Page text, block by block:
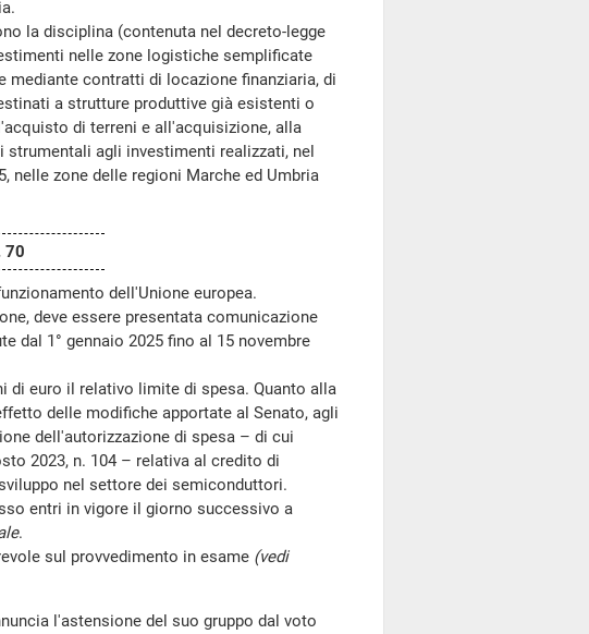
la disciplina (contenuta nel decreto-legge
nelle zone logistiche semplificate
contratti di locazione finanziaria, di
a strutture produttive già esistenti o
di terreni e all'acquisizione, alla
agli investimenti realizzati, nel
nelle zone delle regioni Marche ed Umbria
70
dell'Unione europea.
deve essere presentata comunicazione
dal 1° gennaio 2025 fino al 15 novembre
euro il relativo limite di spesa. Quanto alla
delle modifiche apportate al Senato, agli
dell'autorizzazione di spesa – di cui
2023, n. 104 – relativa al credito di
nel settore dei semiconduttori.
entri in vigore il giorno successivo a
.
sul provvedimento in esame (vedi
l'astensione del suo gruppo dal voto